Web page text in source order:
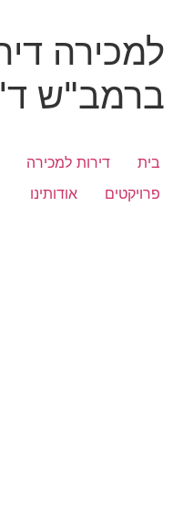
ברמב"ש ד'1
בית דירות למכירה
פרויקטים
אודותינו